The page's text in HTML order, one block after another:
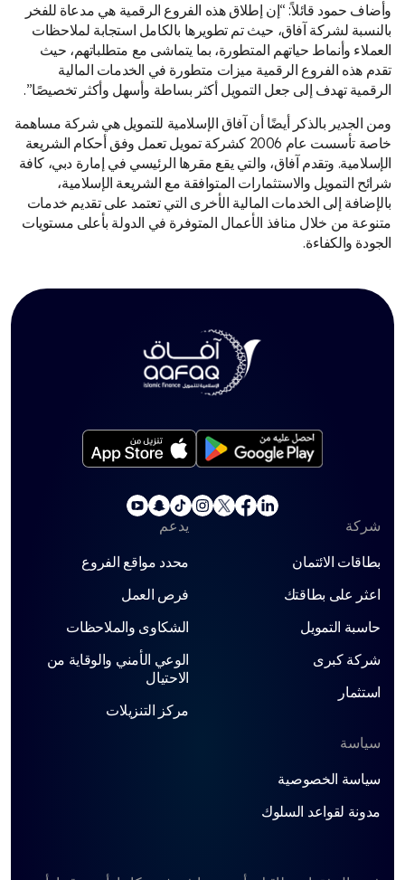
وأضاف حمود قائلاً: “إن إطلاق هذه الفروع الرقمية هي مدعاة للفخر
بالنسبة لشركة آفاق، حيث تم تطويرها بالكامل استجابة لملاحظات
العملاء وأنماط حياتهم المتطورة، بما يتماشى مع متطلباتهم، حيث
تقدم هذه الفروع الرقمية ميزات متطورة في الخدمات المالية
الرقمية تهدف إلى جعل التمويل أكثر بساطة وأسهل وأكثر تخصيصًا”.
ومن الجدير بالذكر أيضًا أن آفاق الإسلامية للتمويل هي شركة مساهمة
خاصة تأسست عام 2006 كشركة تمويل تعمل وفق أحكام الشريعة
الإسلامية. وتقدم آفاق، والتي يقع مقرها الرئيسي في إمارة دبي، كافة
شرائح التمويل والاستثمارات المتوافقة مع الشريعة الإسلامية،
بالإضافة إلى الخدمات المالية الأخرى التي تعتمد على تقديم خدمات
متنوعة من خلال منافذ الأعمال المتوفرة في الدولة بأعلى مستويات
الجودة والكفاءة.
شركة
بطاقات الائتمان
اعثر على بطاقتك
حاسبة التمويل
شركة كبرى
استثمار
يدعم
محدد مواقع الفروع
فرص العمل
الشكاوى والملاحظات
الوعي الأمني ​​والوقاية من
الاحتيال
مركز التنزيلات
سياسة
سياسة الخصوصية
مدونة لقواعد السلوك